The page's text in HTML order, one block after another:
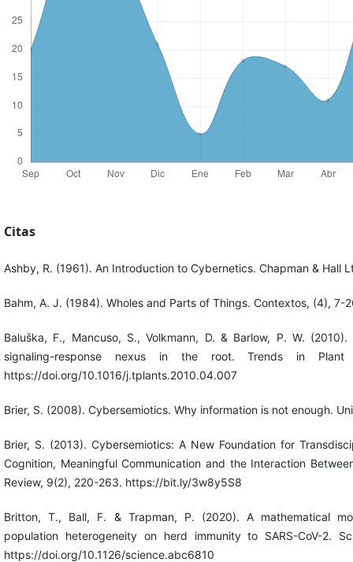
Citas
Ashby, R. (1961). An Introduction to Cybernetics. Chapman & Hall
Bahm, A. J. (1984). Wholes and Parts of Things. Contextos, (4), 7-
Baluška, F., Mancuso, S., Volkmann, D. & Barlow, P. W.
signaling-response nexus in the root. Trends in Plant
https://doi.org/10.1016/j.tplants.2010.04.007
Brier, S. (2008). Cybersemiotics. Why information is not enough.
Brier, S. (2013). Cybersemiotics: A New Foundation for
Cognition, Meaningful Communication and the Interaction
Review, 9(2), 220-263. https://bit.ly/3w8y5S8
Britton, T., Ball, F. & Trapman, P. (2020). A mathematical
population heterogeneity on herd immunity to SARS-CoV-2.
https://doi.org/10.1126/science.abc6810